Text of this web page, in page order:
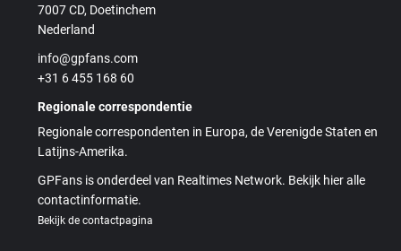
7007 CD, Doetinchem
Nederland
info@gpfans.com
+31 6 455 168 60
Regionale correspondentie
Regionale correspondenten in Europa, de Verenigde Staten en
Latijns-Amerika.
GPFans is onderdeel van Realtimes Network. Bekijk hier alle
contactinformatie.
Bekijk de contactpagina